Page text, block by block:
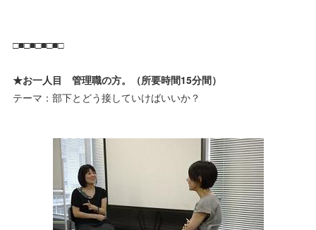
□■□■□■□■□
★お一人目 管理職の方。（所要時間15分間）
テーマ：部下とどう接していけばいいか？